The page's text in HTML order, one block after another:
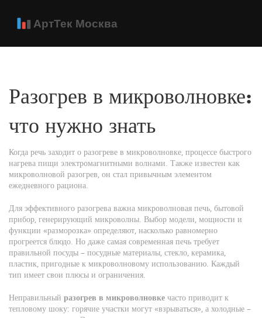
Разогрев в микроволновке:
что нужно знать
Когда речь заходит о разогреве в микроволновке, процессе быстрого
нагрева пищи электромагнитными волнами. Также известен как
микроволновой разогрев, он стал привычным элементом
ежедневного рациона.
Для эффективного разогрева важна микроволновая печь, бытовой
прибор, генерирующий микроволны. Выбор модели, мощности и
функции «разморозка» определяют, насколько равномерно
прогреется блюдо. Но даже самая современная печь требует
правильной посуды – посудные материалы, стекло, керамика,
пластик, пригодные к микроволновому использованию. Каждый
тип имеет свои плюсы и ограничения.
Неправильный разогрев в микроволновке часто приводит к
тепловому шоку: горячие участки могут «взрываться», а холодные –